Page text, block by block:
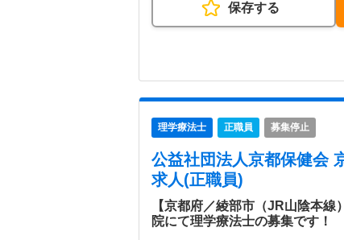
保存する
理学療法士 正職員 募集停止
公益社団法人京都保健会
求人(正職員)
【京都府／綾部市（JR山陰本
院にて理学療法士の募集です！